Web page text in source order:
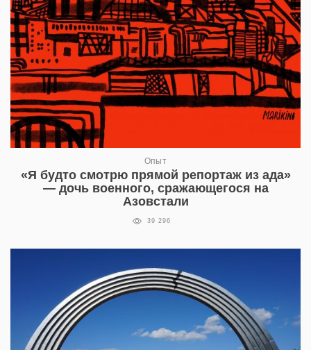
Опыт
«Я будто смотрю прямой репортаж из ада»
— дочь военного, сражающегося на
Азовстали
39 296